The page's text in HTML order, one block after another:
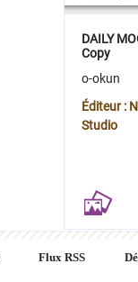
DAILY
Copy
o-okun
Éditeur :
Studio
Flux RSS